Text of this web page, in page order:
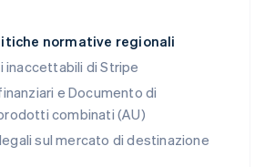
normative regionali
inaccettabili di Stripe
e Documento di
combinati (AU)
sul mercato di destinazione